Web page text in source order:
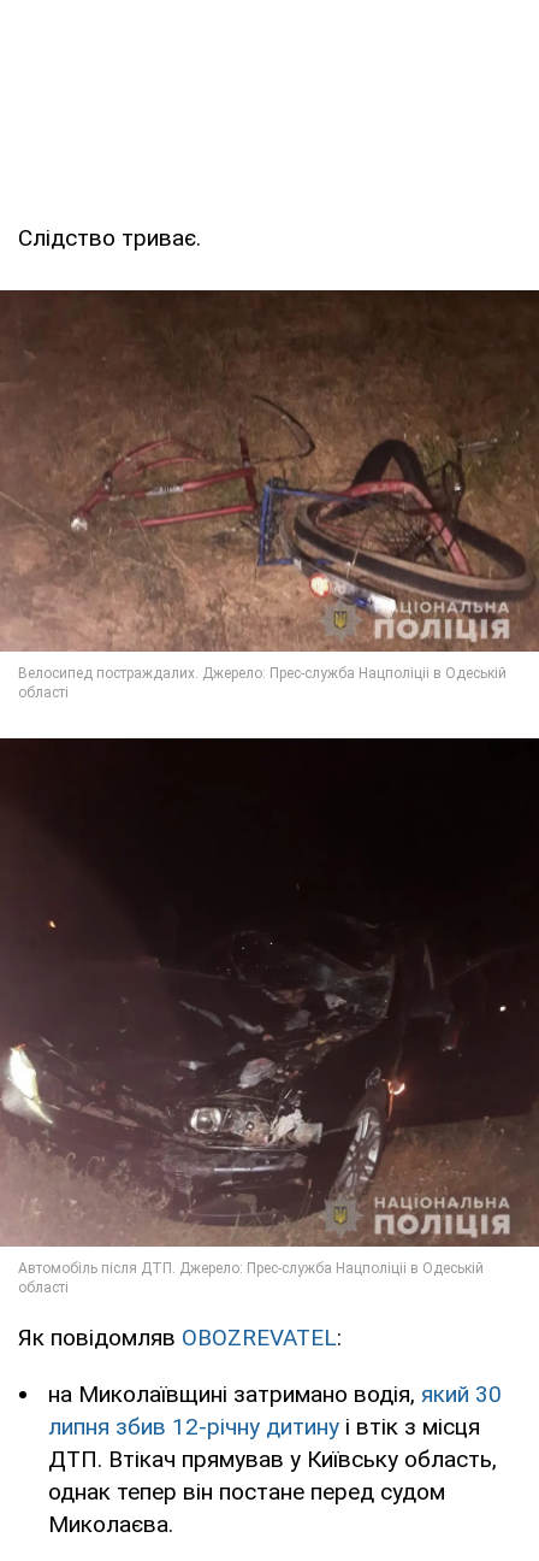
Слідство триває.
Як повідомляв OBOZREVATEL:
на Миколаївщині затримано водія, який 30
липня збив 12-річну дитину і втік з місця
ДТП. Втікач прямував у Київську область,
однак тепер він постане перед судом
Миколаєва.